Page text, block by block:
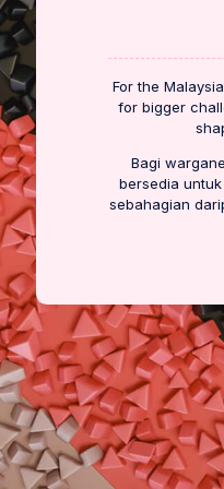
For the
for bigger
Bagi
bersedia
sebahagian